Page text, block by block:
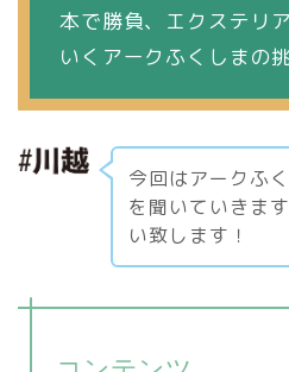
本で勝負、エクステリ
いくアークふくしまの
今回はアークふ
を聞いていきま
い致します！